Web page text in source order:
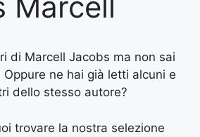
di Marcell Jacobs ma non sai
Oppure ne hai già letti alcuni e
dello stesso autore?
trovare la nostra selezione